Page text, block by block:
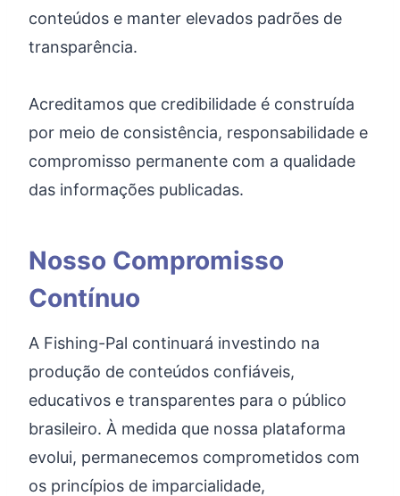
conteúdos e manter elevados padrões de
transparência.
Acreditamos que credibilidade é construída
por meio de consistência, responsabilidade e
compromisso permanente com a qualidade
das informações publicadas.
Nosso Compromisso
Contínuo
A Fishing-Pal continuará investindo na
produção de conteúdos confiáveis,
educativos e transparentes para o público
brasileiro. À medida que nossa plataforma
evolui, permanecemos comprometidos com
os princípios de imparcialidade,